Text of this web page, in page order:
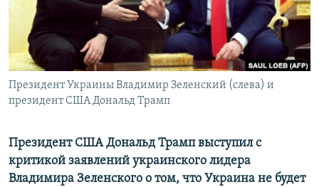
КРЫМ.НЕПОКОРЕННЫЙ
ELIFBE
УКРАИНСКАЯ ПРОБЛЕМА КРЫМА
Все сайты RFE/RL
Президент Украины Владимир Зеленский (слева) и
президент США Дональд Трамп
Президент США Дональд Трамп выступил с
критикой заявлений украинского лидера
Владимира Зеленского о том, что Украина не будет